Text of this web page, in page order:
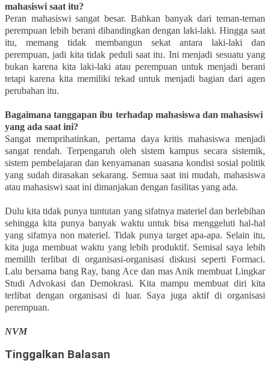
mahasiswi saat itu?
Peran mahasiswi sangat besar. Bahkan banyak dari teman-teman
perempuan lebih berani dibandingkan dengan laki-laki. Hingga saat
itu, memang tidak membangun sekat antara laki-laki dan
perempuan, jadi kita tidak peduli saat itu. Ini menjadi sesuatu yang
bukan karena kita laki-laki atau perempuan untuk menjadi berani
tetapi karena kita memiliki tekad untuk menjadi bagian dari agen
perubahan itu.
Bagaimana tanggapan ibu terhadap mahasiswa dan mahasiswi
yang ada saat ini?
Sangat memprihatinkan, pertama daya kritis mahasiswa menjadi
sangat rendah. Terpengaruh oleh sistem kampus secara sistemik,
sistem pembelajaran dan kenyamanan suasana kondisi sosial politik
yang sudah dirasakan sekarang. Semua saat ini mudah, mahasiswa
atau mahasiswi saat ini dimanjakan dengan fasilitas yang ada.
Dulu kita tidak punya tuntutan yang sifatnya materiel dan berlebihan
sehingga kita punya banyak waktu untuk bisa menggeluti hal-hal
yang sifatnya non materiel. Tidak punya target apa-apa. Selain itu,
kita juga membuat waktu yang lebih produktif. Semisal saya lebih
memilih terlibat di organisasi-organisasi diskusi seperti Formaci.
Lalu bersama bang Ray, bang Ace dan mas Anik membuat Lingkar
Studi Advokasi dan Demokrasi. Kita mampu membuat diri kita
terlibat dengan organisasi di luar. Saya juga aktif di organisasi
perempuan.
NVM
Tinggalkan Balasan